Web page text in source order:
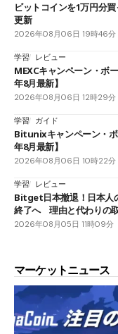
ビットコインを1万円分
更新
2026年08月06日 19時46分
学習 レビュー
MEXCキャンペーン・ボ
年8月最新】
2026年08月06日 12時29分
学習 ガイド
Bitunixキャンペーン・
年8月最新】
2026年08月06日 10時22分
学習 レビュー
Bitget日本撤退！日本人
終了へ 理由と代わりの
2026年08月05日 11時09分
マーケットニュース